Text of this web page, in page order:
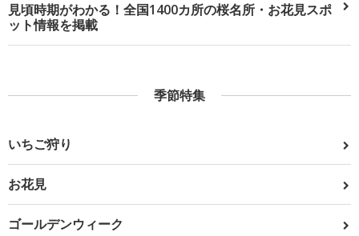
見頃時期がわかる！全国1400カ所の桜名所・お花見スポ
ット情報を掲載
季節特集
いちご狩り
お花見
ゴールデンウィーク